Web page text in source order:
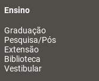
Ensino
Graduação
Pesquisa/Pós
Extensão
Biblioteca
Vestibular